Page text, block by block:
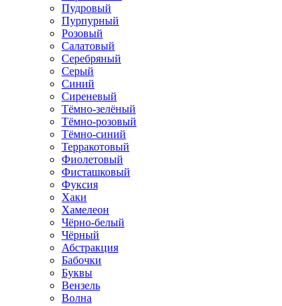
Пудровый
Пурпурный
Розовый
Салатовый
Серебряный
Серый
Синий
Сиреневый
Тёмно-зелёный
Тёмно-розовый
Тёмно-синий
Терракотовый
Фиолетовый
Фисташковый
Фуксия
Хаки
Хамелеон
Чёрно-белый
Чёрный
Абстракция
Бабочки
Буквы
Вензель
Волна